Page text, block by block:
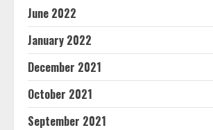
June 2022
January 2022
December 2021
October 2021
September 2021